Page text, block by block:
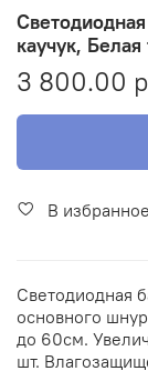
каучук, Белая
3 800.00
В избранное
Светодиодная
основного
до 60см.
шт.